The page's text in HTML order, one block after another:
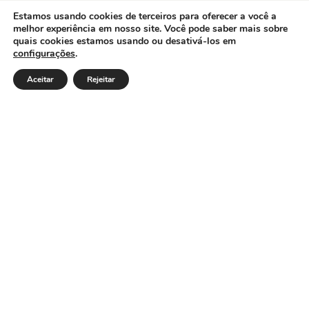
CÂMARA MUNICIPAL DE ITACARAMBI - MG
Endereço: Av. Juca Nascimento, n.º 240, Nossa Senhora de
Fátima, Itacarambi/MG – CEP: 39470-000 Email: Telefone:
Horário de Funcionamento: De segunda-à sexta-feira das
Estamos usando cookies de terceiros para oferecer a você a
melhor experiência em nosso site. Você pode saber mais sobre
quais cookies estamos usando ou desativá-los em
configurações.
Aceitar Rejeitar